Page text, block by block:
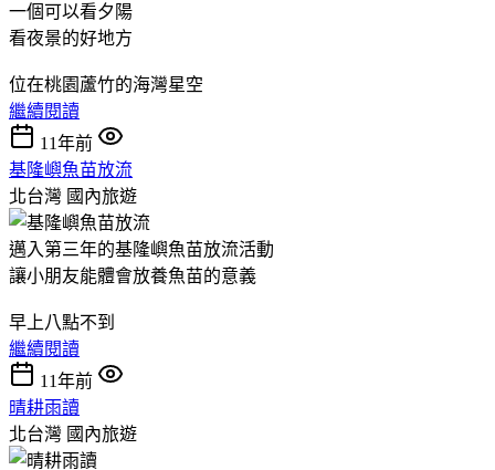
一個可以看夕陽
看夜景的好地方
位在桃園蘆竹的海灣星空
繼續閱讀
11年前
基隆嶼魚苗放流
北台灣 國內旅遊
邁入第三年的基隆嶼魚苗放流活動
讓小朋友能體會放養魚苗的意義
早上八點不到
繼續閱讀
11年前
晴耕雨讀
北台灣 國內旅遊